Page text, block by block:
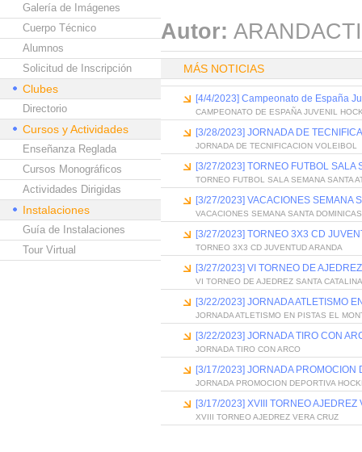
Galería de Imágenes
Cuerpo Técnico
Alumnos
Solicitud de Inscripción
Clubes
Directorio
Cursos y Actividades
Enseñanza Reglada
Cursos Monográficos
Actividades Dirigidas
Instalaciones
Guía de Instalaciones
Tour Virtual
Autor:
MÁS NOTICIAS
[4/4/2023] Campeonato de España
CAMPEONATO DE ESPAÑA JUVENIL
[3/28/2023] JORNADA DE
JORNADA DE TECNIFICACION VOLEIBOL
[3/27/2023] TORNEO FUTBOL SALA
TORNEO FUTBOL SALA SEMANA SANTA
[3/27/2023] VACACIONES SEMANA
VACACIONES SEMANA SANTA DOMINICAS
[3/27/2023] TORNEO 3X3 CD
TORNEO 3X3 CD JUVENTUD ARANDA
[3/27/2023] VI TORNEO DE
VI TORNEO DE AJEDREZ SANTA CATALINA
[3/22/2023] JORNADA ATLETISMO
JORNADA ATLETISMO EN PISTAS EL
[3/22/2023] JORNADA TIRO CON
JORNADA TIRO CON ARCO
[3/17/2023] JORNADA
JORNADA PROMOCION DEPORTIVA
[3/17/2023] XVIII TORNEO AJEDREZ
XVIII TORNEO AJEDREZ VERA CRUZ